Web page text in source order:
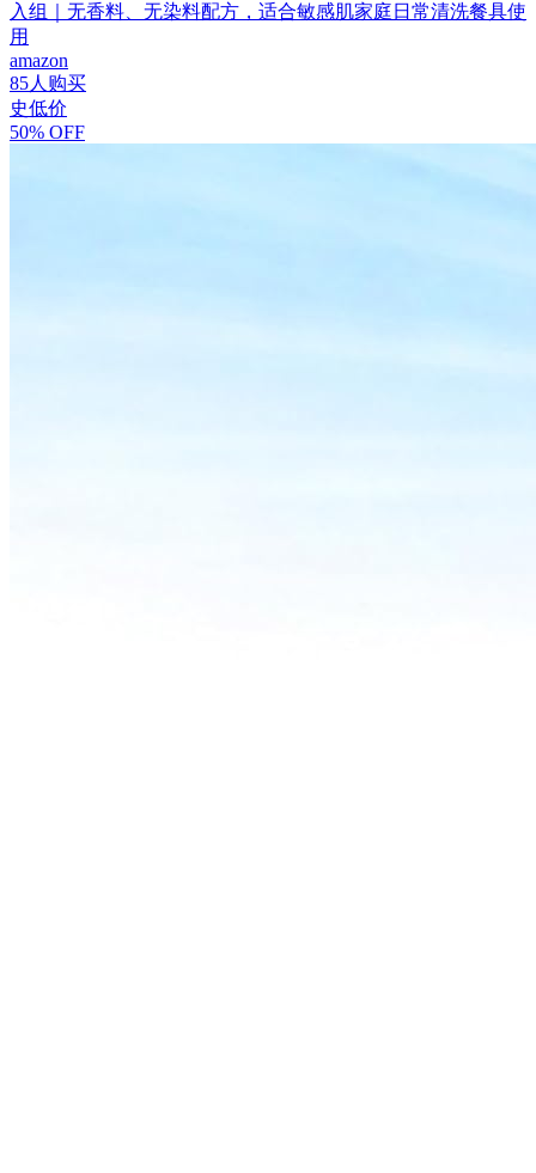
入组｜无香料、无染料配方，适合敏感肌家庭日常清洗餐具使
用
amazon
85人购买
史低价
50% OFF